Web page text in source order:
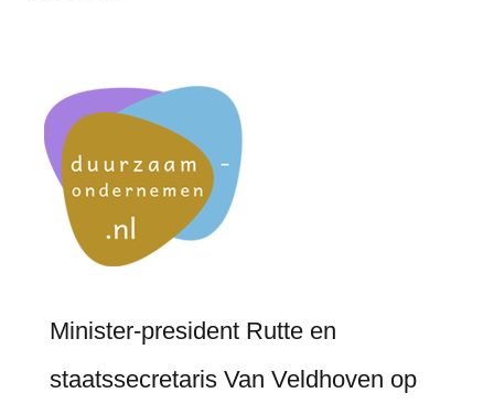
Minister-president Rutte en
staatssecretaris Van Veldhoven op